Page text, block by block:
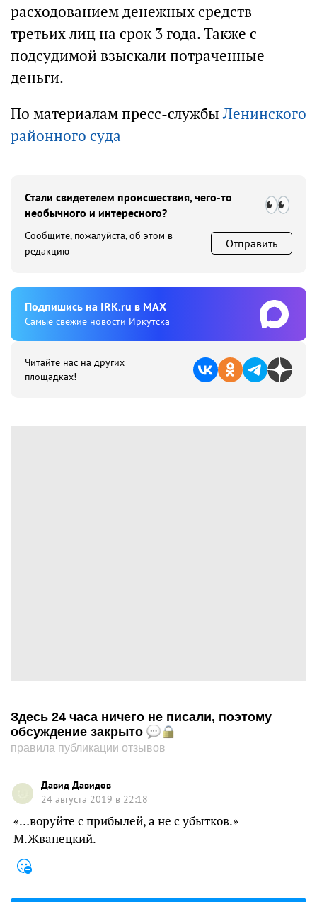
расходованием денежных средств
третьих лиц на срок 3 года. Также с
подсудимой взыскали потраченные
деньги.
По материалам пресс-службыЛенинского
районного суда
Стали свидетелем происшествия, чего-то
необычного и интересного?
Сообщите, пожалуйста, об этом в
редакцию
Отправить
Подпишиcь на IRK.ru в MAX
Cамые свежие новости Иркутска
Читайте нас на других
площадках!
Здесь 24 часа ничего не писали, поэтому
обсуждение закрыто
правила публикации отзывов
Давид Давидов
24 августа 2019 в 22:18
«…воруйте с прибылей, а не с убытков.»
М.Жванецкий.